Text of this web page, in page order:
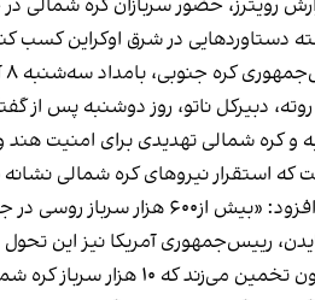
رویترز، حضور سربازان کره شمالی
دستاوردهایی در شرق اوکراین کسب
بامداد سه‌شنبه ۸ آبان، همکاری نظامی فزاینده روسیه و کره شمالی را یک تهدید فوق‌العاده امنیتی خواند.
دبیرکل ناتو، روز دوشنبه پس از
و کره شمالی تهدیدی برای امنیت هند
که استقرار نیروهای کره شمالی
در جنگ پوتین کشته یا زخمی شده‌اند و او نمی‌تواند بدون حمایت خارجی به حمله خود به اوکراین ادامه دهد.»
رییس‌جمهوری آمریکا نیز این
کره شمالی برای آموزش در شرق روسیه مستقر شده‌اند، شمار این سربازان روز چهارشنبه گذشته سه هزار نفر بر آورد شده بود.